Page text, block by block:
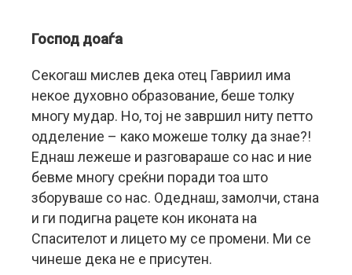
Господ доаѓа
Секогаш мислев дека отец Гавриил има
некое духовно образование, беше толку
многу мудар. Но, тој не завршил ниту петто
одделение – како можеше толку да знае?!
Еднаш лежеше и разговараше со нас и ние
бевме многу среќни поради тоа што
зборуваше со нас. Одеднаш, замолчи, стана
и ги подигна рацете кон иконата на
Спасителот и лицето му се промени. Ми се
чинеше дека не е присутен.